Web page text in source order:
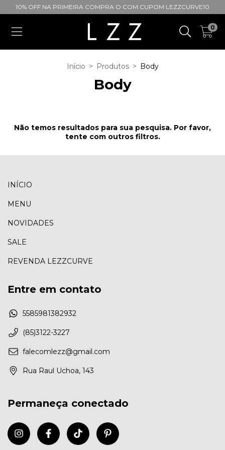
10% OFF NA PRIMEIRA COMPRA O COM CUPOM LEZZCURVE10
0
Início > Produtos > Body
Body
Não temos resultados para sua pesquisa. Por favor,
tente com outros filtros.
INÍCIO
MENU
NOVIDADES
SALE
REVENDA LEZZCURVE
Entre em contato
5585981382932
(85)3122-3227
falecomlezz@gmail.com
Rua Raul Uchoa, 143
Permaneça conectado